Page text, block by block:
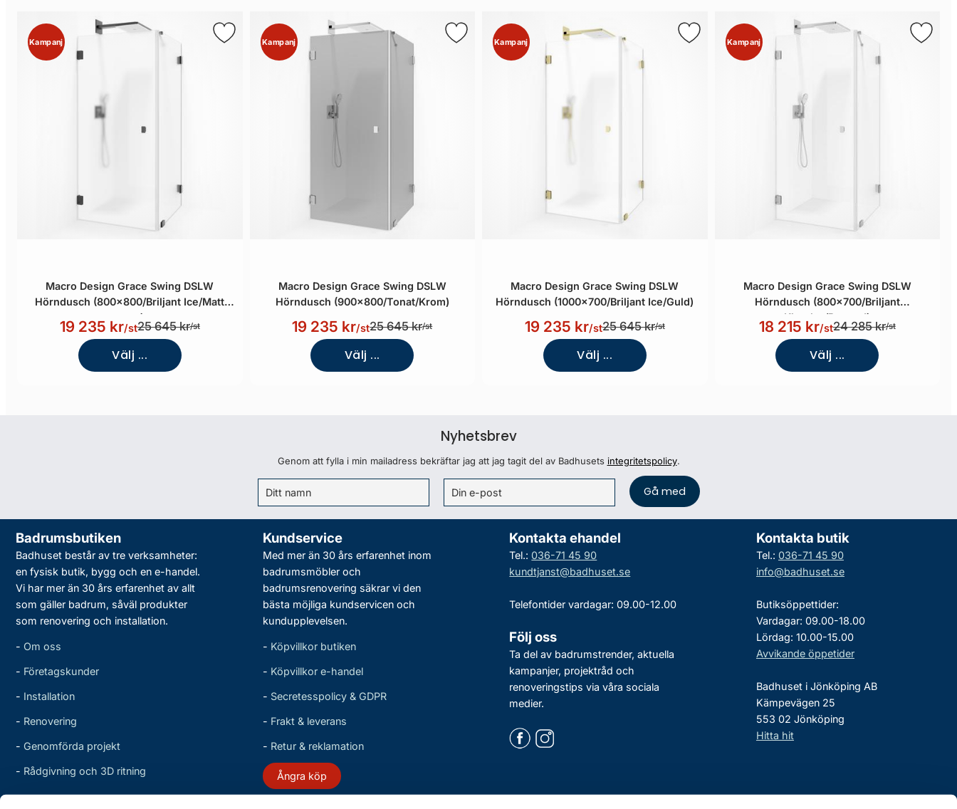
Kampanj
Macro Design Grace Swing DSLW
Hörndusch (800x800/Briljant Ice/Matt
svart)
19 235 kr/st25 645 kr/st
Välj ...
Kampanj
Macro Design Grace Swing DSLW
Hörndusch (900x800/Tonat/Krom)
19 235 kr/st25 645 kr/st
Välj ...
Kampanj
Macro Design Grace Swing DSLW
Hörndusch (1000x700/Briljant Ice/Guld)
19 235 kr/st25 645 kr/st
Välj ...
Kampanj
Macro Design Grace Swing DSLW
Hörndusch (800x700/Briljant
Klarglas/Borstad)
18 215 kr/st24 285 kr/st
Välj ...
Nyhetsbrev
Genom att fylla i min mailadress bekräftar jag att jag tagit del av Badhusets integritetspolicy.
Badrumsbutiken
Badhuset består av tre verksamheter:
en fysisk butik, bygg och en e-handel.
Vi har mer än 30 års erfarenhet av allt
som gäller badrum, såväl produkter
som renovering och installation.
- Om oss
- Företagskunder
- Installation
- Renovering
- Genomförda projekt
- Rådgivning och 3D ritning
Kundservice
Med mer än 30 års erfarenhet inom
badrumsmöbler och
badrumsrenovering säkrar vi den
bästa möjliga kundservicen och
kundupplevelsen.
- Köpvillkor butiken
- Köpvillkor e-handel
- Secretesspolicy & GDPR
- Frakt & leverans
- Retur & reklamation
Ångra köp
Kontakta ehandel
Tel.: 036-71 45 90
kundtjanst@badhuset.se
Telefontider vardagar: 09.00-12.00
Följ oss
Ta del av badrumstrender, aktuella
kampanjer, projektråd och
renoveringstips via våra sociala
medier.
Kontakta butik
Tel.: 036-71 45 90
info@badhuset.se
Butiksöppettider:
Vardagar: 09.00-18.00
Lördag: 10.00-15.00
Avvikande öppetider
Badhuset i Jönköping AB
Kämpevägen 25
553 02 Jönköping
Hitta hit